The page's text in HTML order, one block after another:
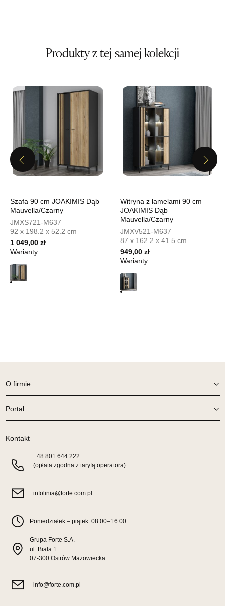
Adres e-mail:
salon@mebleexpo.com.pl
Godziny otwarcia
629,00 zł
SALON MEBLOWY MEBLOSTYL
Salon meblowy
UL.PIONIERÓW 44
66-600 KROSNO ODRZAŃSKIE
Adres e-mail:meblostyl01@op.pl
Godziny otwarcia
Pn-Pt: 09:00-17:00, Sb: 09:00-14:00
629,00 zł
SALON MEBLOWY ORION
SALON MEBLOWY TED
UL.DWORCOWA 4
Nr tel.
Adres e-mail:
Pn-Pt: 08:00-18:00, Sb: 08:00-14:00
SALON MEBLOWY PRYM
Produkty z tej samej kolekcji
Previous
Szafa 90 cm JOAKIMIS Dąb
Mauvella/Czarny
JMXS721-M637
92 x 198.2 x 52.2 cm
1 049,00 zł
Warianty:
Witryna z lamelami 90 cm
JOAKIMIS Dąb
Mauvella/Czarny
JMXV521-M637
87 x 162.2 x 41.5 cm
949,00 zł
Warianty:
Next
O firmie
Portal
Kontakt
+48 801 644 222
(opłata zgodna z taryfą operatora)
infolinia@forte.com.pl
Poniedziałek – piątek: 08:00–16:00
Grupa Forte S.A.
ul. Biała 1
07-300 Ostrów Mazowiecka
info@forte.com.pl